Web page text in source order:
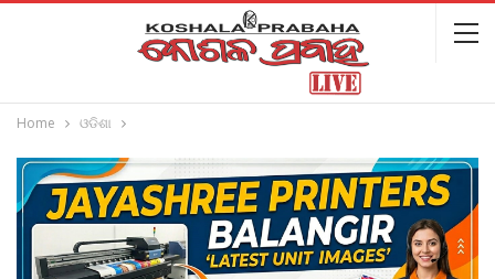
Home ଓଡିଶା